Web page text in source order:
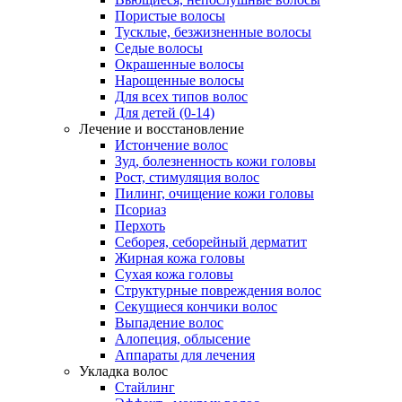
Пористые волосы
Тусклые, безжизненные волосы
Седые волосы
Окрашенные волосы
Нарощенные волосы
Для всех типов волос
Для детей (0-14)
Лечение и восстановление
Истончение волос
Зуд, болезненность кожи головы
Рост, стимуляция волос
Пилинг, очищение кожи головы
Псориаз
Перхоть
Себорея, себорейный дерматит
Жирная кожа головы
Сухая кожа головы
Структурные повреждения волос
Секущиеся кончики волос
Выпадение волос
Алопеция, облысение
Аппараты для лечения
Укладка волос
Стайлинг